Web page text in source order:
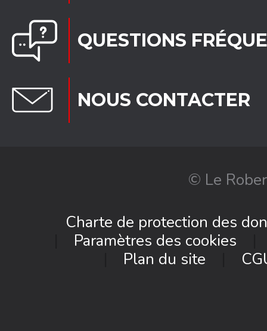
QUESTIONS
NOUS CONTACTER
© Le
Charte de protection des
Paramètres des cookies
Plan du site